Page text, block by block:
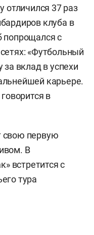
отличился 37 раз
клуба в
попрощался с
«Футбольный
за вклад в успехи
карьере.
в
свою первую
В
встретится с
тура